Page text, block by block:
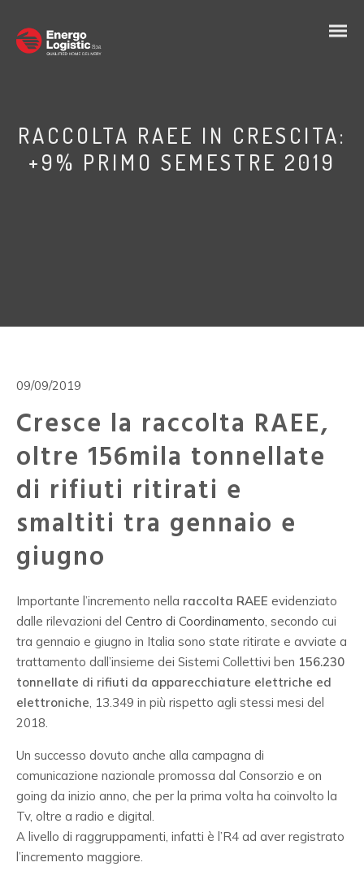
RACCOLTA RAEE IN CRESCITA:
+9% PRIMO SEMESTRE 2019
09/09/2019
Cresce la raccolta RAEE,
oltre 156mila tonnellate
di rifiuti ritirati e
smaltiti tra gennaio e
giugno
Importante l’incremento nella raccolta RAEE evidenziato
dalle rilevazioni del Centro di Coordinamento, secondo cui
tra gennaio e giugno in Italia sono state ritirate e avviate a
trattamento dall’insieme dei Sistemi Collettivi ben 156.230
tonnellate di rifiuti da apparecchiature elettriche ed
elettroniche, 13.349 in più rispetto agli stessi mesi del
2018.
Un successo dovuto anche alla campagna di
comunicazione nazionale promossa dal Consorzio e on
going da inizio anno, che per la prima volta ha coinvolto la
Tv, oltre a radio e digital.
A livello di raggruppamenti, infatti è l’R4 ad aver registrato
l’incremento maggiore.